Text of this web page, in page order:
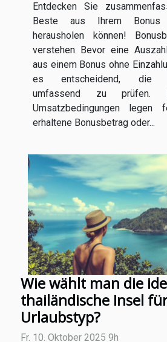
Entdecken Sie
Beste aus Ihrem Bonus
herausholen können!
verstehen Bevor eine
aus einem Bonus ohne
es entscheidend, die
umfassend zu prüfen.
Umsatzbedingungen
erhaltene Bonusbetrag oder...
Wie wählt man die
thailändische Insel
Urlaubstyp?
Fr. 10. Oktober 2025 9h